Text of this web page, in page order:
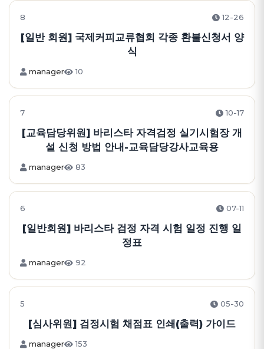
8 12-26
[일반 회원] 국제커피교류협회 각종 환불신청서 양
식
manager 10
7 10-17
[교육담당위원] 바리스타 자격검정 실기시험장 개
설 신청 방법 안내-교육담당강사교육용
manager 83
6 07-11
[일반회원] 바리스타 검정 자격 시험 일정 진행 일
정표
manager 92
5 05-30
[심사위원] 검정시험 채점표 인쇄(출력) 가이드
manager 153